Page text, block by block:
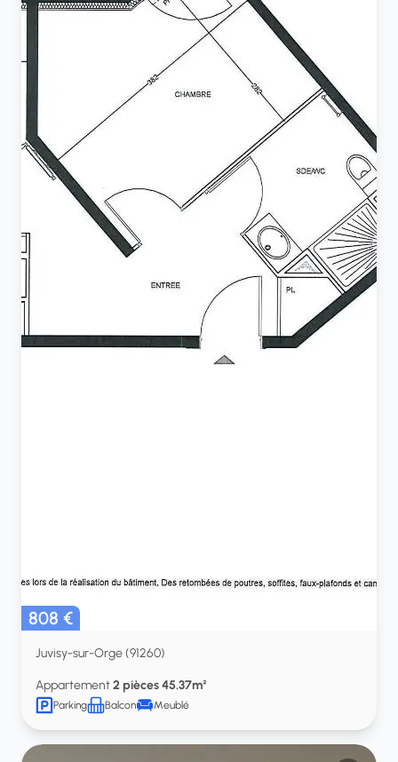
808 €
Juvisy-sur-Orge (91260)
Appartement2 pièces 45.37m²
Parking Balcon Meublé